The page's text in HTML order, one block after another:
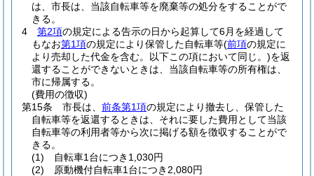
は、市長は、当該自転車等を廃棄等の処分をすることがで
きる。
4
第2項の規定による告示の日から起算して6月を経過して
もなお第1項の規定により保管した自転車等(前項の規定に
より売却した代金を含む。以下この項において同じ。)を返
還することができないときは、当該自転車等の所有権は、
市に帰属する。
(費用の徴収)
第15条
市長は、 前条第1項の規定により撤去し、保管した
自転車等を返還するときは、それに要した費用として当該
自転車等の利用者等から次に掲げる額を徴収することがで
きる。
(1)
自転車1台につき1,030円
(2)
原動機付自転車1台につき2,080円